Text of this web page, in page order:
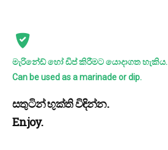
මැරිනේඩ් හෝ ඩිප් කිරීමට යොදාගත හැකිය.
Can be used as a marinade or dip.
සතුටින් භුක්ති විඳින්න.
Enjoy.